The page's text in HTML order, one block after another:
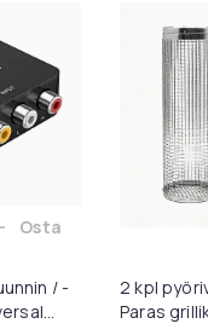
000 kappaletta -
/ -
Lisää RCA AV -
Osta
2 kpl
Paras